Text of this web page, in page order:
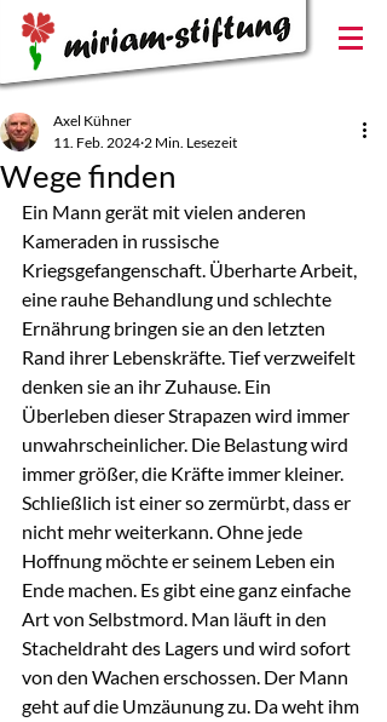
Wege finden
Axel Kühner
11. Feb. 2024 2 Min. Lesezeit
Ein Mann gerät mit vielen anderen
Kameraden in russische
Kriegsgefangenschaft. Überharte Arbeit,
eine rauhe Behandlung und schlechte
Ernährung bringen sie an den letzten
Rand ihrer Lebenskräfte. Tief verzweifelt
denken sie an ihr Zuhause. Ein
Überleben dieser Strapazen wird immer
unwahrscheinlicher. Die Belastung wird
immer größer, die Kräfte immer kleiner.
Schließlich ist einer so zermürbt, dass er
nicht mehr weiterkann. Ohne jede
Hoffnung möchte er seinem Leben ein
Ende machen. Es gibt eine ganz einfache
Art von Selbstmord. Man läuft in den
Stacheldraht des Lagers und wird sofort
von den Wachen erschossen. Der Mann
geht auf die Umzäunung zu. Da weht ihm